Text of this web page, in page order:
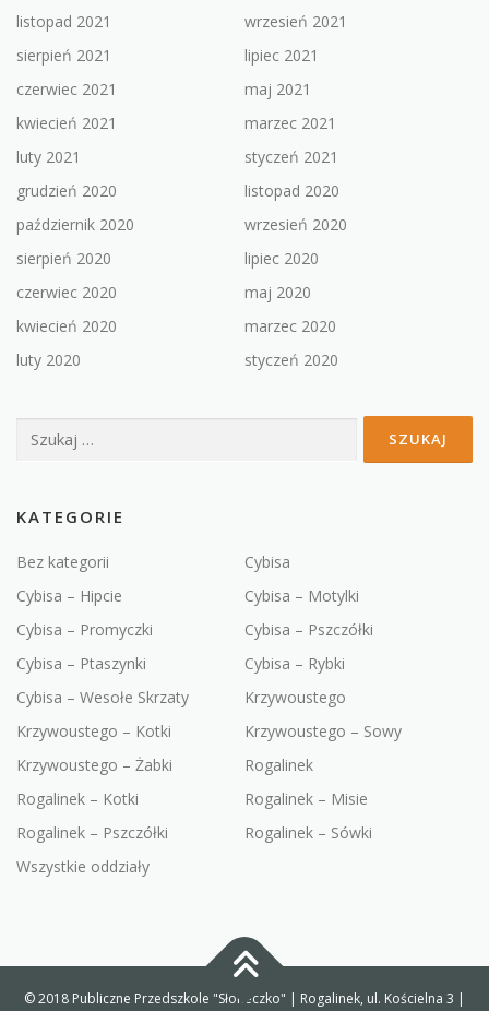
listopad 2021
wrzesień 2021
sierpień 2021
lipiec 2021
czerwiec 2021
maj 2021
kwiecień 2021
marzec 2021
luty 2021
styczeń 2021
grudzień 2020
listopad 2020
październik 2020
wrzesień 2020
sierpień 2020
lipiec 2020
czerwiec 2020
maj 2020
kwiecień 2020
marzec 2020
luty 2020
styczeń 2020
Szukaj:
KATEGORIE
Bez kategorii
Cybisa
Cybisa – Hipcie
Cybisa – Motylki
Cybisa – Promyczki
Cybisa – Pszczółki
Cybisa – Ptaszynki
Cybisa – Rybki
Cybisa – Wesołe Skrzaty
Krzywoustego
Krzywoustego – Kotki
Krzywoustego – Sowy
Krzywoustego – Żabki
Rogalinek
Rogalinek – Kotki
Rogalinek – Misie
Rogalinek – Pszczółki
Rogalinek – Sówki
Wszystkie oddziały
© 2018 Publiczne Przedszkole "Słoneczko" | Rogalinek, ul. Kościelna 3 |